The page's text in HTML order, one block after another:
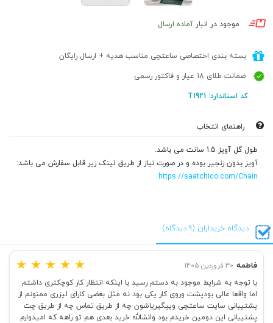
موجود در انبار آماده ارسال
بسته بندی اختصاصی ساعتچی مناسب هدیه + ارسال رایگان
ضمانت طلای 18 عیار و فاکتور رسمی
کد استاندارد: T1921
راهنمای انتخاب
طول گل آویز 1.5 سانت می باشد.
آویز بدون زنجیر بوده و در صورت نیاز از طریق لینک زیر قابل سفارش می باشد:
https://saatchico.com/Chain
دیدگاه خریداران (9 دیدگاه)
فاطمه 30 فروردین 1405 ★ ★ ★ ★ ★
با توجه به شرایط موجود به دستم رسید با اینکه انتظار کار کوچکتری داشتم
اما واقعا عالی بودپشت وروی کار یکی بود نه مثل بعضی کارای لیزری ممنونم از
پشتیبانی سایت ساعتچی وپیگیریاشون چه از طریق تماس چه از طریق چت
پشتیبانی این دومین خریدم بود وانشالله خرید بعدی هم تو راهه که امیدوارم